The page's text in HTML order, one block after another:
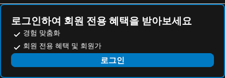
로그인하여 회원 전용 혜택을 받아보세요
경험 맞춤화
회원 전용 혜택 및 회원가
로그인